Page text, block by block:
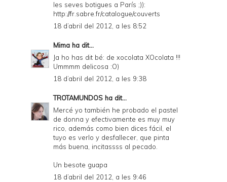
F
les seves botigues a París ;)):
http://fr.sabre.fr/catalogue/couverts
18 d’abril del 2012, a les 8:52
Mima ha dit...
Ja ho has dit bé: de xocolata XOcolata !!!
Ummmm delicosa :O)
18 d’abril del 2012, a les 9:38
TROTAMUNDOS ha dit...
Mercé yo también he probado el pastel
de donna y efectivamente es muy muy
rico, además como bien dices fácil, el
tuyo es verlo y desfallecer, que pinta
más buena, incitassss al pecado.
Un besote guapa
18 d’abril del 2012, a les 9:46